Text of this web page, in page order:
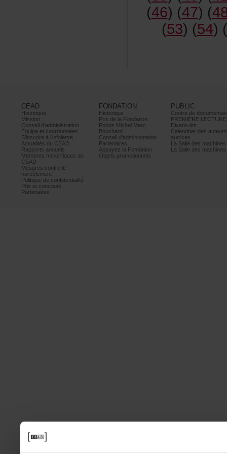
(46)(47)(
(53)(54)(
CEAD
Historique
Mission
Conseild’administration
Équipeetcoordonnées
S’inscrireàl’infolettre
ActualitésduCEAD
Rapportsannuels
Membreshonorifiquesdu
CEAD
Mesurescontrele
harcèlement
Politiquedeconfidentialité
Prixetconcours
Partenaires
FONDATION
Historique
PrixdelaFondation
FondsMichelMarc
Bouchard
Conseild’administration
Partenaires
AppuyezlaFondation
Objetspromotionnels
PUBLIC
PREMIÈRELECTURE
Divans-lits
autrices